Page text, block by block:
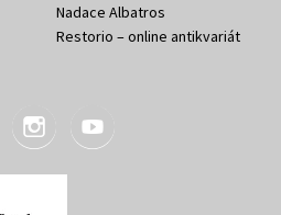
Nadace Albatros
Restorio – online antikvariát